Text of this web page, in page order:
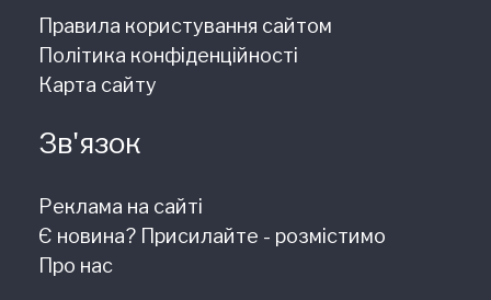
Правила користування сайтом
Політика конфіденційності
Карта сайту
Зв'язок
Реклама на сайті
Є новина? Присилайте - розмістимо
Про нас